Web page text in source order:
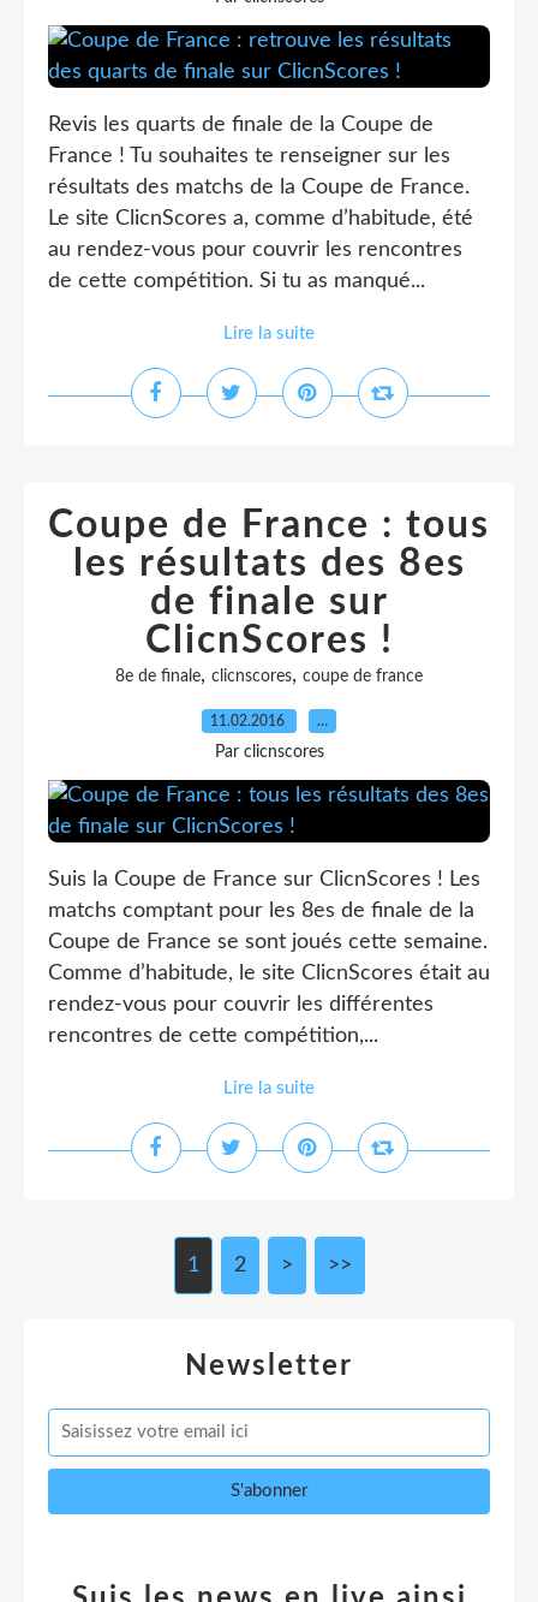
Revis les quarts de finale de la Coupe de
France ! Tu souhaites te renseigner sur les
résultats des matchs de la Coupe de France.
Le site ClicnScores a, comme d’habitude, été
au rendez-vous pour couvrir les rencontres
de cette compétition. Si tu as manqué...
Lire la suite
Coupe de France : tous
les résultats des 8es
de finale sur
ClicnScores !
8e de finale, clicnscores, coupe de france
11.02.2016 …
Par clicnscores
Suis la Coupe de France sur ClicnScores ! Les
matchs comptant pour les 8es de finale de la
Coupe de France se sont joués cette semaine.
Comme d’habitude, le site ClicnScores était au
rendez-vous pour couvrir les différentes
rencontres de cette compétition,...
Lire la suite
1 2 > >>
Newsletter